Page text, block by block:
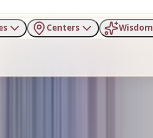
Centers Wisdom